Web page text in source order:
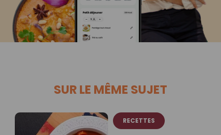
SUR LE MÊME SUJET
RECETTES